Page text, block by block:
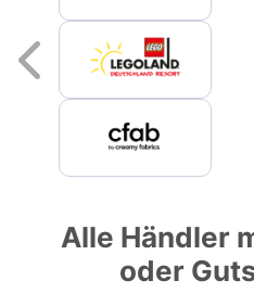
Previous
Alle Händler
oder